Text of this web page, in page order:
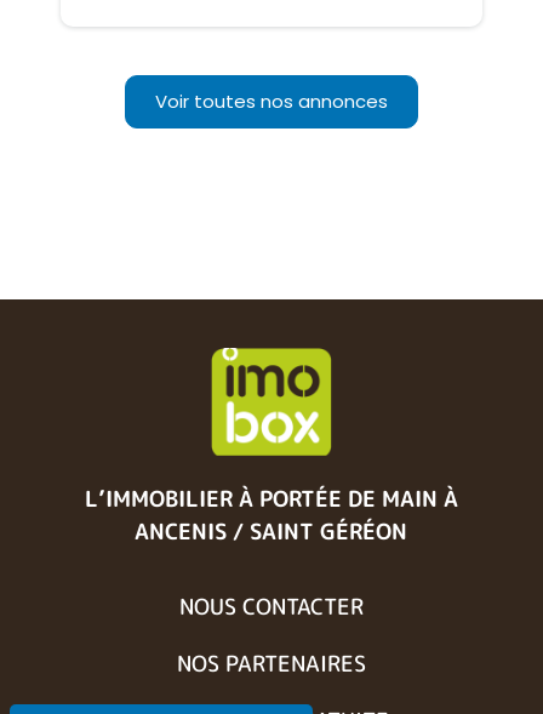
Voir toutes nos annonces
L’IMMOBILIER À PORTÉE DE MAIN À
ANCENIS / SAINT GÉRÉON
NOUS CONTACTER
NOS PARTENAIRES